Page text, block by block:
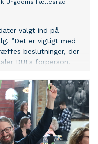
Ungdoms Fællesråd
valgt ind på
”Det er vigtigt med
beslutninger, der
DUFs forperson.